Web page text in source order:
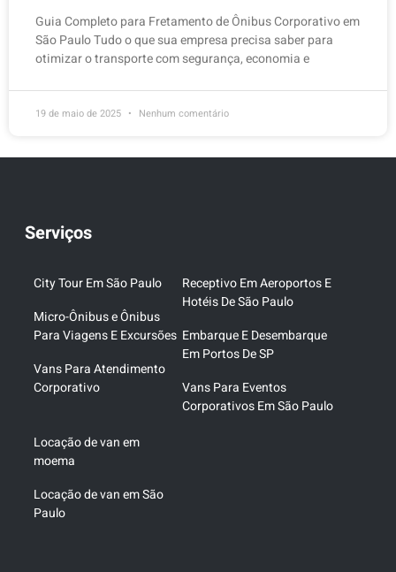
Guia Completo para Fretamento de Ônibus Corporativo em
São Paulo Tudo o que sua empresa precisa saber para
otimizar o transporte com segurança, economia e
19 de maio de 2025 Nenhum comentário
Serviços
City Tour Em São Paulo
Micro-Ônibus e Ônibus
Para Viagens E Excursões
Vans Para Atendimento
Corporativo
Receptivo Em Aeroportos E
Hotéis De São Paulo
Embarque E Desembarque
Em Portos De SP
Vans Para Eventos
Corporativos Em São Paulo
Locação de van em
moema
Locação de van em São
Paulo